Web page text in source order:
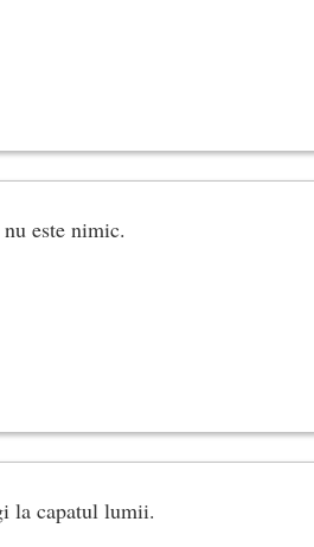
este nimic.
la capatul lumii.